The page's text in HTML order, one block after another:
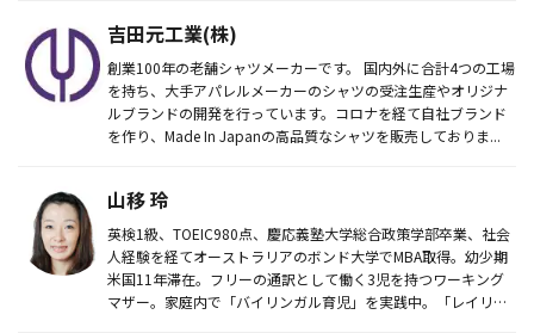
吉田元工業(株)
創業100年の老舗シャツメーカーです。 国内外に合計4つの工場
を持ち、大手アパレルメーカーのシャツの受注生産やオリジナ
ルブランドの開発を行っています。コロナを経て自社ブランド
を作り、Made In Japanの高品質なシャツを販売しておりま...
山移 玲
英検1級、TOEIC980点、慶応義塾大学総合政策学部卒業、社会
人経験を経てオーストラリアのボンド大学でMBA取得。幼少期
米国11年滞在。フリーの通訳として働く3児を持つワーキング
マザー。家庭内で「バイリンガル育児」を実践中。「レイリン